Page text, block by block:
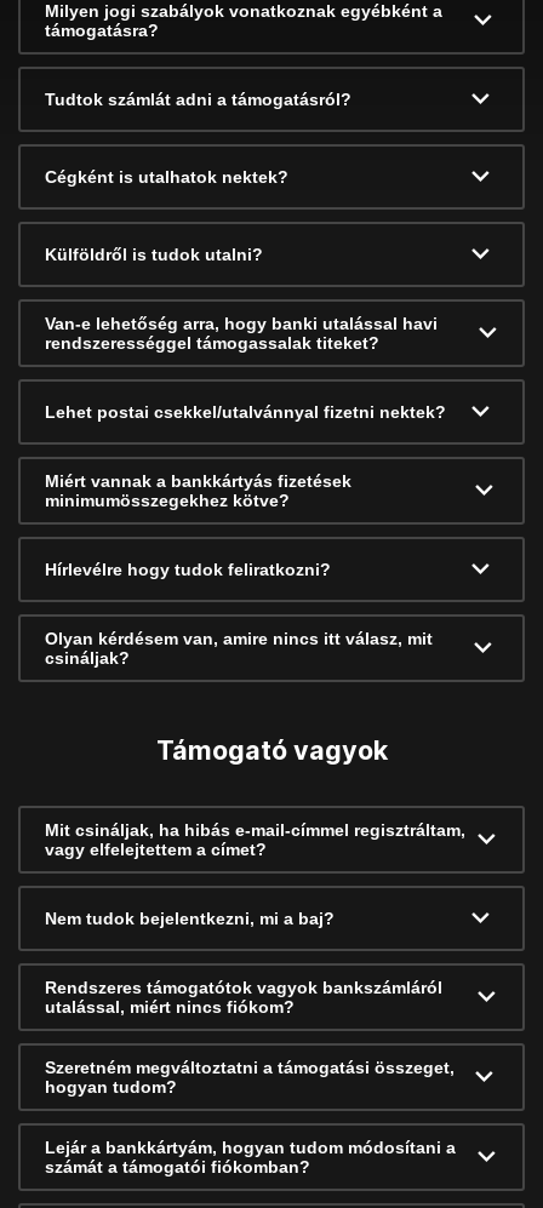
Milyen jogi szabályok vonatkoznak egyébként a
támogatásra?
Tudtok számlát adni a támogatásról?
Cégként is utalhatok nektek?
Külföldről is tudok utalni?
Van-e lehetőség arra, hogy banki utalással havi
rendszerességgel támogassalak titeket?
Lehet postai csekkel/utalvánnyal fizetni nektek?
Miért vannak a bankkártyás fizetések
minimumösszegekhez kötve?
Hírlevélre hogy tudok feliratkozni?
Olyan kérdésem van, amire nincs itt válasz, mit
csináljak?
Támogató vagyok
Mit csináljak, ha hibás e-mail-címmel regisztráltam,
vagy elfelejtettem a címet?
Nem tudok bejelentkezni, mi a baj?
Rendszeres támogatótok vagyok bankszámláról
utalással, miért nincs fiókom?
Szeretném megváltoztatni a támogatási összeget,
hogyan tudom?
Lejár a bankkártyám, hogyan tudom módosítani a
számát a támogatói fiókomban?